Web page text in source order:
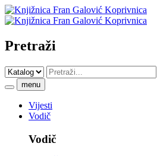
Pretraži
menu
Vijesti
Vodič
Vodič